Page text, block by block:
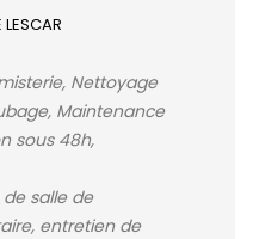
Nettoyage
Maintenance
sous 48h,
salle de
entretien de